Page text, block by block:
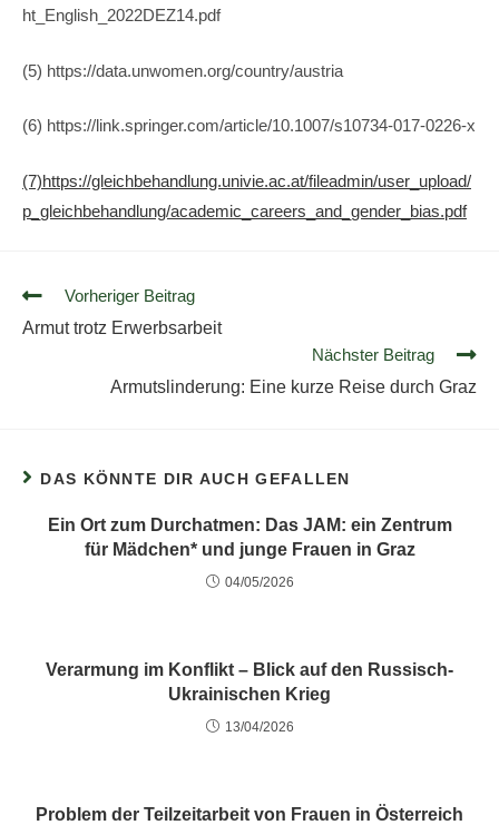
ht_English_2022DEZ14.pdf
(5) https://data.unwomen.org/country/austria
(6) https://link.springer.com/article/10.1007/s10734-017-0226-x
(7)https://gleichbehandlung.univie.ac.at/fileadmin/user_upload/
p_gleichbehandlung/academic_careers_and_gender_bias.pdf
Vorheriger Beitrag
Armut trotz Erwerbsarbeit
Nächster Beitrag
Armutslinderung: Eine kurze Reise durch Graz
DAS KÖNNTE DIR AUCH GEFALLEN
Ein Ort zum Durchatmen: Das JAM: ein Zentrum
für Mädchen* und junge Frauen in Graz
04/05/2026
Verarmung im Konflikt – Blick auf den Russisch-
Ukrainischen Krieg
13/04/2026
Problem der Teilzeitarbeit von Frauen in Österreich